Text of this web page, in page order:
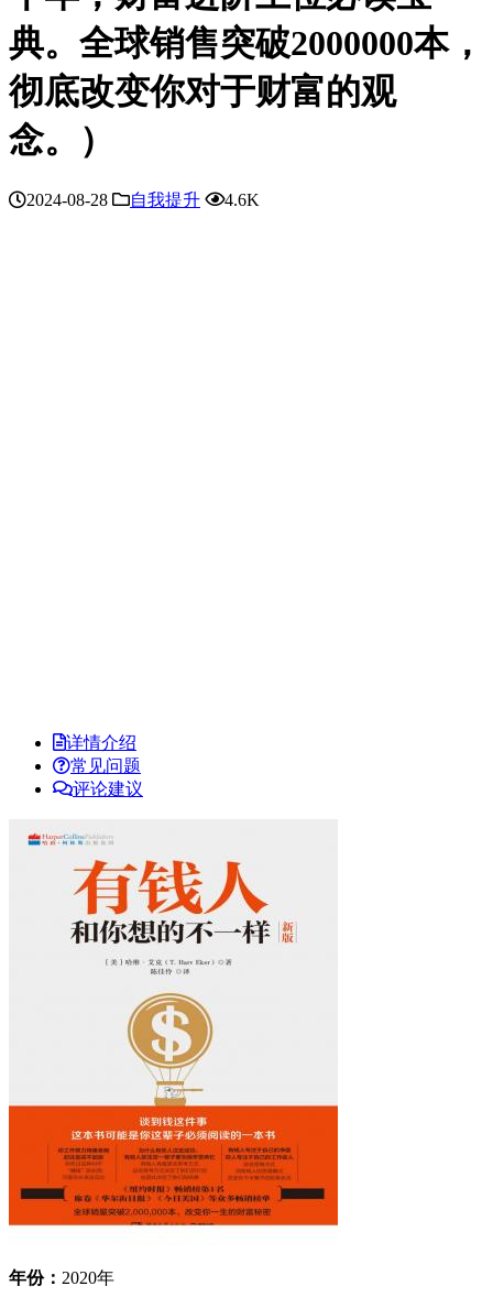
典。全球销售突破2000000本，
彻底改变你对于财富的观
念。）
2024-08-28 自我提升 4.6K
详情介绍
常见问题
评论建议
年份： 2020年